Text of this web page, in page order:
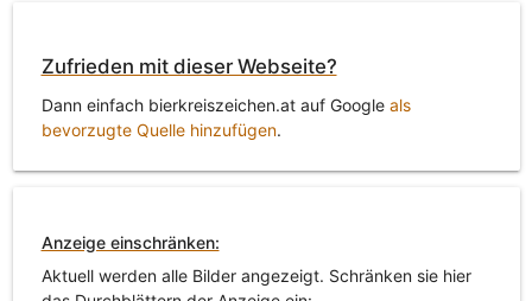
Zufrieden mit dieser Webseite?
Dann einfach bierkreiszeichen.at auf Google als
bevorzugte Quelle hinzufügen.
Anzeige einschränken:
Aktuell werden alle Bilder angezeigt. Schränken sie hier